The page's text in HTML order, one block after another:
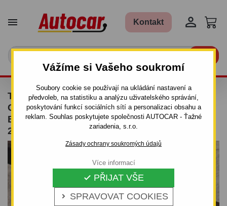
Vážíme si Vašeho soukromí
Soubory cookie se používají na ukládání nastavení a
předvoleb, na statistiku a analýzu uživatelského správání,
poskytování funkcí sociálních sítí a personalizaci obsahu a
reklam. Souhlas poskytujete společnosti AUTOCAR - Ťažné
zariadenia, s.r.o.
Zásady ochrany soukromých údajů
 SPRAVOVAT COOKIES
 PŘIJAT VŠE
Více informací
 Kontakt 
TAŽNÉ ZAŘÍZENÍ PRO MERCEDES E -
COMBI, (W 210) - ODNÍMATELNÝ
BAJONETOVÝ SYSTÉM - OD 1995/06 DO
2002/03